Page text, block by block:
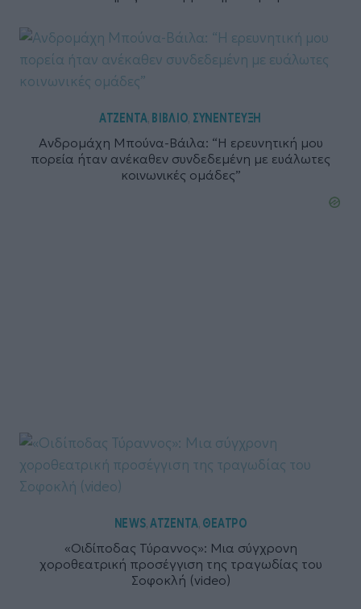
ΑΤΖΕΝΤΑ,ΒΙΒΛΙΟ, ΣΥΝΕΝΤΕΥΞΗ
Ανδρομάχη Μπούνα-Βάιλα: “Η ερευνητική μου
πορεία ήταν ανέκαθεν συνδεδεμένη με ευάλωτες
κοινωνικές ομάδες”
NEWS,ΑΤΖΕΝΤΑ,ΘΕΑΤΡΟ
«Οιδίποδας Τύραννος»: Μια σύγχρονη
χοροθεατρική προσέγγιση της τραγωδίας του
Σοφοκλή (video)